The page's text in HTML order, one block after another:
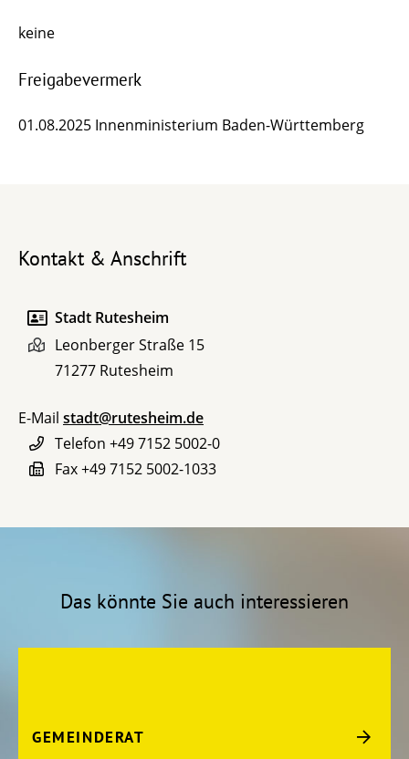
keine
Freigabevermerk
01.08.2025 Innenministerium Baden-Württemberg
Kontakt & Anschrift
Stadt Rutesheim
Leonberger Straße 15
71277 Rutesheim
E-Mail stadt@rutesheim.de
Telefon +49 7152 5002-0
Fax+49 7152 5002-1033
Das könnte Sie auch interessieren
GEMEINDERAT